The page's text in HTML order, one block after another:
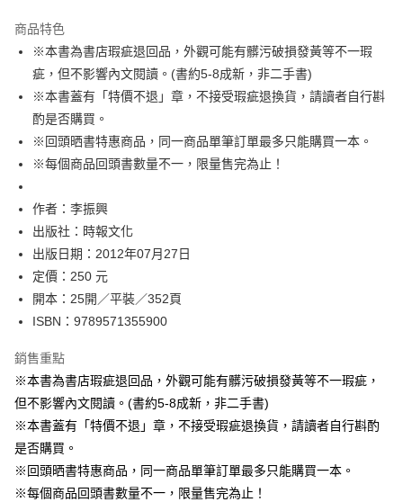
運送方式
付款後全家取貨
每筆NT$60，滿NT$499(含以上)免運費
付款後7-11取貨
每筆NT$60，滿NT$499(含以上)免運費
宅配
每筆NT$100，滿NT$499(含以上)免運費
商品特色
※本書為書店瑕疵退回品，外觀可能有髒污破損發黃等不一瑕
疵，但不影響內文閱讀。(書約5-8成新，非二手書)
※本書蓋有「特價不退」章，不接受瑕疵退換貨，請讀者自行斟
酌是否購買。
※回頭晒書特惠商品，同一商品單筆訂單最多只能購買一本。
※每個商品回頭書數量不一，限量售完為止！
作者：李振興
出版社：時報文化
出版日期：2012年07月27日
定價：250 元
開本：25開／平裝／352頁
ISBN：9789571355900
銷售重點
※本書為書店瑕疵退回品，外觀可能有髒污破損發黃等不一瑕疵，
但不影響內文閱讀。(書約5-8成新，非二手書)
※本書蓋有「特價不退」章，不接受瑕疵退換貨，請讀者自行斟酌
是否購買。
※回頭晒書特惠商品，同一商品單筆訂單最多只能購買一本。
※每個商品回頭書數量不一，限量售完為止！